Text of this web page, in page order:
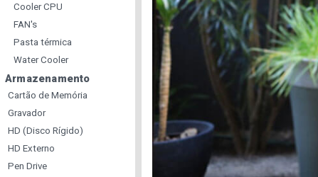
Cooler CPU
FAN's
Pasta térmica
Water Cooler
Armazenamento
Cartão de Memória
Gravador
HD (Disco Rígido)
HD Externo
Pen Drive